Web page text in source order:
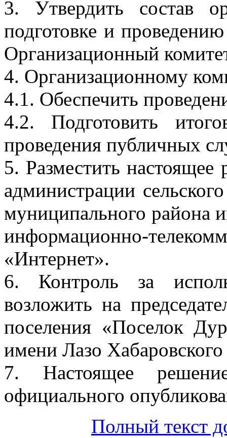
3. Утвердить состав
подготовке и
Организационный
4. Организационному
4.1. Обеспечить
4.2. Подготовить
проведения публичных
5. Разместить
администрации
муниципального района
информационно-
«Интернет».
6. Контроль за
возложить на
поселения «Поселок
имени Лазо
7. Настоящее
официального
Полный текст